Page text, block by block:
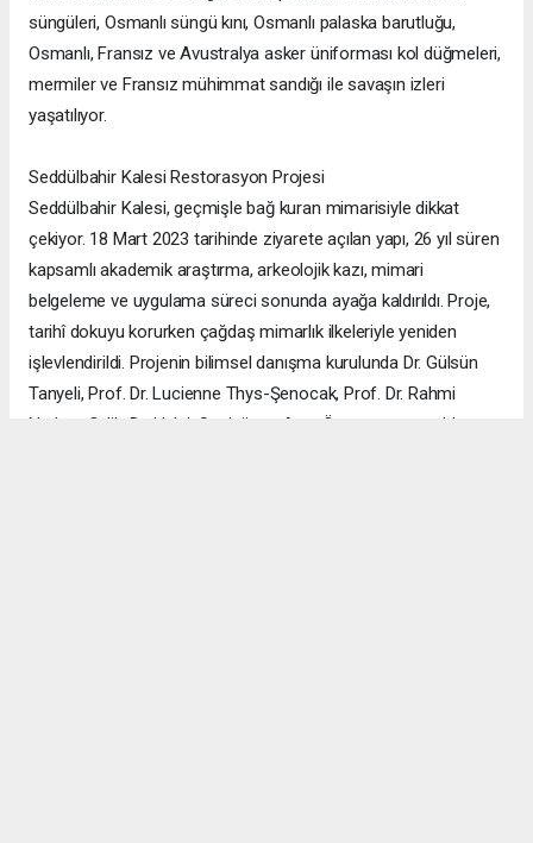
süngüleri, Osmanlı süngü kını, Osmanlı palaska barutluğu,
Osmanlı, Fransız ve Avustralya asker üniforması kol düğmeleri,
mermiler ve Fransız mühimmat sandığı ile savaşın izleri
yaşatılıyor.
Seddülbahir Kalesi Restorasyon Projesi
Seddülbahir Kalesi, geçmişle bağ kuran mimarisiyle dikkat
çekiyor. 18 Mart 2023 tarihinde ziyarete açılan yapı, 26 yıl süren
kapsamlı akademik araştırma, arkeolojik kazı, mimari
belgeleme ve uygulama süreci sonunda ayağa kaldırıldı. Proje,
tarihî dokuyu korurken çağdaş mimarlık ilkeleriyle yeniden
işlevlendirildi. Projenin bilimsel danışma kurulunda Dr. Gülsün
Tanyeli, Prof. Dr. Lucienne Thys-Şenocak, Prof. Dr. Rahmi
Nurhan Çelik, Dr. Haluk Sesigür ve Arzu Özsavaşcı yer aldı.